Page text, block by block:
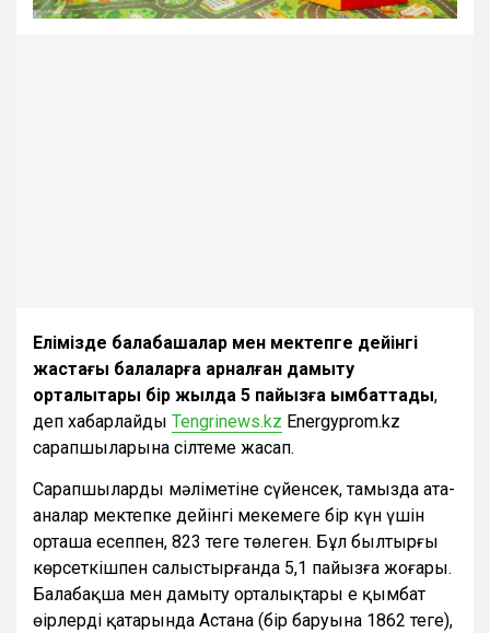
Елімізде балабақшалар мен мектепге дейінгі
жастағы балаларға арналған дамыту
орталықтары бір жылда 5 пайызға қымбаттады,
деп хабарлайды Tengrinews.kz Energyprom.kz
сарапшыларына сілтеме жасап.
Сарапшылардың мәліметіне сүйенсек, тамызда ата-
аналар мектепке дейінгі мекемеге бір күн үшін
орташа есеппен, 823 теңге төлеген. Бұл былтырғы
көрсеткішпен салыстырғанда 5,1 пайызға жоғары.
Балабақша мен дамыту орталықтары ең қымбат
өңірлердің қатарында Астана (бір баруына 1862 теңге),